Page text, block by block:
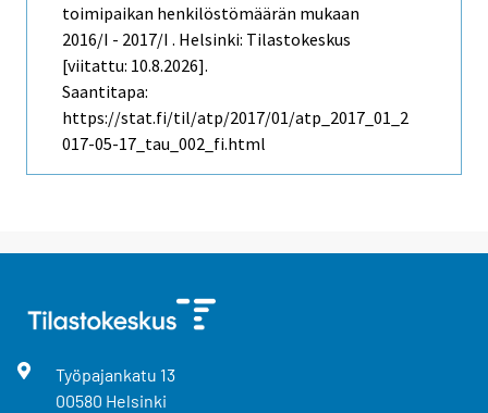
toimipaikan henkilöstömäärän mukaan
2016/I - 2017/I . Helsinki: Tilastokeskus
[viitattu: 10.8.2026].
Saantitapa:
https://stat.fi/til/atp/2017/01/atp_2017_01_2
017-05-17_tau_002_fi.html
Työpajankatu 13
00580 Helsinki